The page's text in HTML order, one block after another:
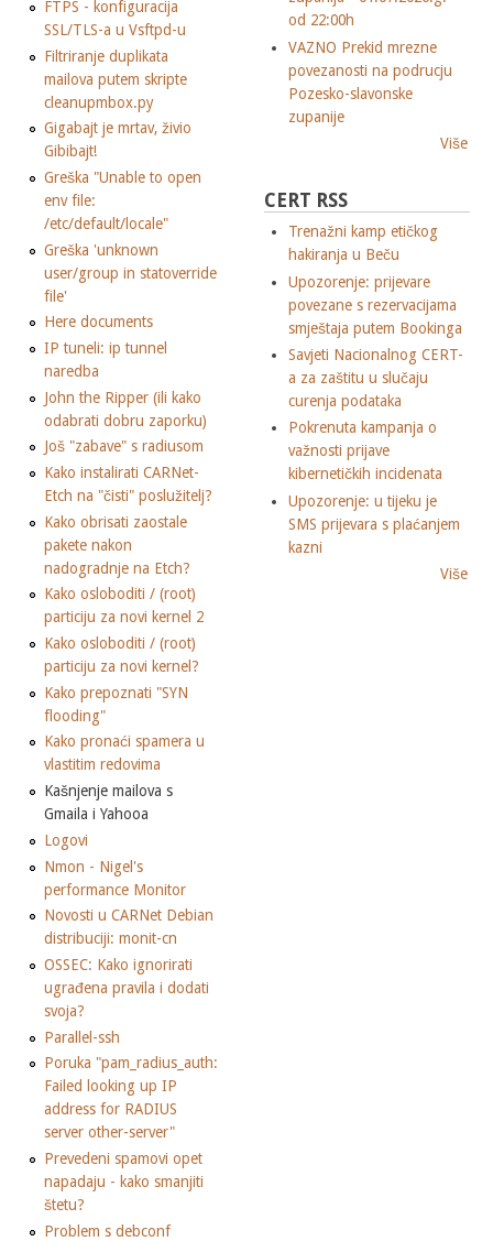
FTPS - konfiguracija
SSL/TLS-a u Vsftpd-u
Filtriranje duplikata
mailova putem skripte
cleanupmbox.py
Gigabajt je mrtav, živio
Gibibajt!
Greška "Unable to open
env file:
/etc/default/locale"
Greška 'unknown
user/group in statoverride
file'
Here documents
IP tuneli: ip tunnel
naredba
John the Ripper (ili kako
odabrati dobru zaporku)
Još "zabave" s radiusom
Kako instalirati CARNet-
Etch na "čisti" poslužitelj?
Kako obrisati zaostale
pakete nakon
nadogradnje na Etch?
Kako osloboditi / (root)
particiju za novi kernel 2
Kako osloboditi / (root)
particiju za novi kernel?
Kako prepoznati "SYN
flooding"
Kako pronaći spamera u
vlastitim redovima
Kašnjenje mailova s
Gmaila i Yahooa
Logovi
Nmon - Nigel's
performance Monitor
Novosti u CARNet Debian
distribuciji: monit-cn
OSSEC: Kako ignorirati
ugrađena pravila i dodati
svoja?
Parallel-ssh
Poruka "pam_radius_auth:
Failed looking up IP
address for RADIUS
server other-server"
Prevedeni spamovi opet
napadaju - kako smanjiti
štetu?
Problem s debconf
od 22:00h
VAZNO Prekid mrezne
povezanosti na podrucju
Pozesko-slavonske
zupanije
Više
CERT RSS
Trenažni kamp etičkog
hakiranja u Beču
Upozorenje: prijevare
povezane s rezervacijama
smještaja putem Bookinga
Savjeti Nacionalnog CERT-
a za zaštitu u slučaju
curenja podataka
Pokrenuta kampanja o
važnosti prijave
kibernetičkih incidenata
Upozorenje: u tijeku je
SMS prijevara s plaćanjem
kazni
Više